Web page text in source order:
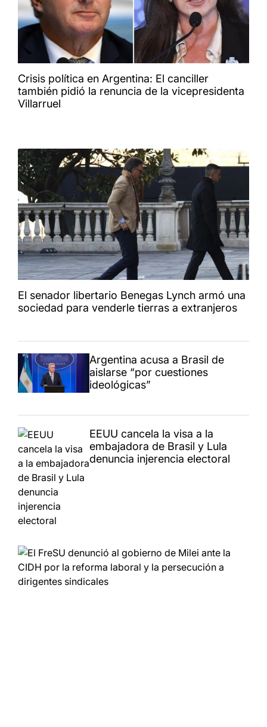
Crisis política en Argentina: El canciller
también pidió la renuncia de la vicepresidenta
Villarruel
El senador libertario Benegas Lynch armó una
sociedad para venderle tierras a extranjeros
Argentina acusa a Brasil de
aislarse “por cuestiones
ideológicas”
EEUU cancela la visa a la
embajadora de Brasil y Lula
denuncia injerencia electoral